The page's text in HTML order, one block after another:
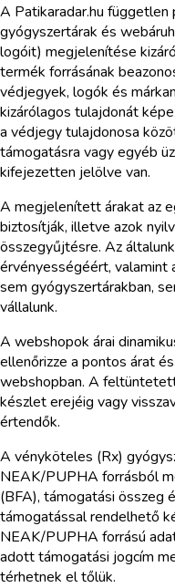
A Patikaradar.hu
gyógyszertárak és
logóit) megjelenítése
termék forrásának
védjegyek, logók és
kizárólagos tulajdonát
a védjegy tulajdonosa
támogatásra vagy egyéb
kifejezetten jelölve van.
A megjelenített árakat az
biztosítják, illetve azok
összegyűjtésre. Az
érvényességéért,
sem gyógyszertárakban,
vállalunk.
A webshopok árai
ellenőrizze a pontos árat
webshopban. A
készlet erejéig vagy
értendők.
A vényköteles (Rx)
NEAK/PUPHA forrásból
(BFA), támogatási összeg
támogatással rendelhető
NEAK/PUPHA forrású
adott támogatási jogcím
térhetnek el tőlük.